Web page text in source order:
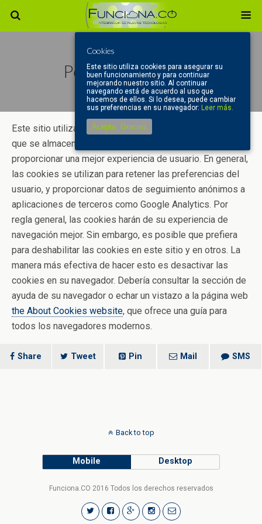
Política De Cookies
Este sitio utiliza cookies – un pequeño archivo de texto
que se almacenan en su máquina para ayudar al sitio a
proporcionar una mejor experiencia de usuario. En general,
las cookies se utilizan para retener las preferencias del
usuario, y proporcionar datos de seguimiento anónimos a
aplicaciones de terceros como Google Analytics. Por
regla general, las cookies harán de su experiencia de
navegación mejor. Sin embargo, es posible que prefiera
para deshabilitar las cookies en este sitio y en otros. La
manera más efectiva de hacer esto es desactivar las
cookies en su navegador. Debería consultar la sección de
ayuda de su navegador o echar un vistazo a la página web
the About Cookies website, que ofrece una guía para
todos los navegadores modernos.
Share Tweet Pin Mail SMS
Back to top
Mobile Desktop
Funciona.CO 2016 Todos los derechos reservados
Cookies
Este sitio utiliza cookies para asegurar su
buen funcionamiento y para continuar
mejorando nuestro sitio. Al continuar
navegando está de acuerdo al uso que
hacemos de ellos. Si lo desea, puede cambiar
sus preferencias en su navegador: Leer más.
Acepto, Gracias